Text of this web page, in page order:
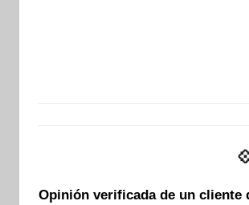
Opinión verificada de un cliente